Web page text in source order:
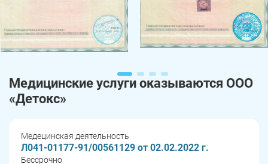
Медицинские услуги оказываются ООО
«Детокс»
Медецинская деятельность
Л041-01177-91/00561129 от 02.02.2022 г.
Бессрочно